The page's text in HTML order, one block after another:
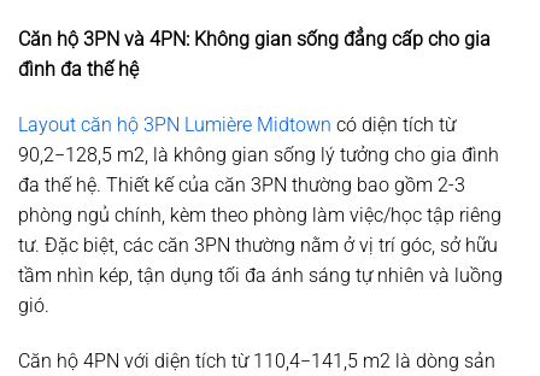
Căn hộ 3PN và 4PN: Không gian sống đẳng cấp cho gia
đình đa thế hệ
Layout căn hộ 3PN Lumière Midtown có diện tích từ
90,2−128,5 m2, là không gian sống lý tưởng cho gia đình
đa thế hệ. Thiết kế của căn 3PN thường bao gồm 2-3
phòng ngủ chính, kèm theo phòng làm việc/học tập riêng
tư. Đặc biệt, các căn 3PN thường nằm ở vị trí góc, sở hữu
tầm nhìn kép, tận dụng tối đa ánh sáng tự nhiên và luồng
gió.
Căn hộ 4PN với diện tích từ 110 4−141 5 m2 là dòng sản